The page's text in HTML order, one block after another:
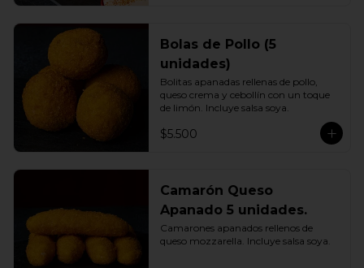
Bolas de Pollo (5
unidades)
Bolitas apanadas rellenas de pollo,
queso crema y cebollín con un toque
de limón. Incluye salsa soya.
$5.500
Camarón Queso
Apanado 5 unidades.
Camarones apanados rellenos de
queso mozzarella. Incluye salsa soya.